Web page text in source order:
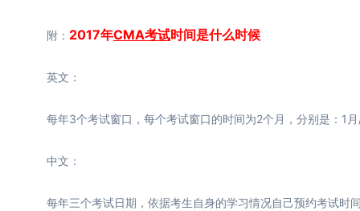
附： 2017年CMA考试时间是什么时候
英文：
每年3个考试窗口，每个考试窗口的时间为2个月，分别是：1
中文：
每年三个考试日期，依据考生自身的学习情况自己预约考试时